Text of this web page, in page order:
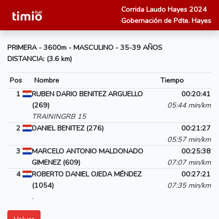
Corrida Laudo Hayes 2024
Gobernación de Pdte. Hayes
PRIMERA - 3600m - MASCULINO - 35-39 AÑOS
DISTANCIA: (3.6 km)
Pos Nombre
Tiempo
1
RUBEN DARIO BENITEZ ARGUELLO
(269)
TRAININGRB 15
00:20:41
05:44 min/km
2 DANIEL BENITEZ (276)
00:21:27
05:57 min/km
3
MARCELO ANTONIO MALDONADO
GIMENEZ (609)
00:25:38
07:07 min/km
4
ROBERTO DANIEL OJEDA MÉNDEZ
(1054)
.
00:27:21
07:35 min/km